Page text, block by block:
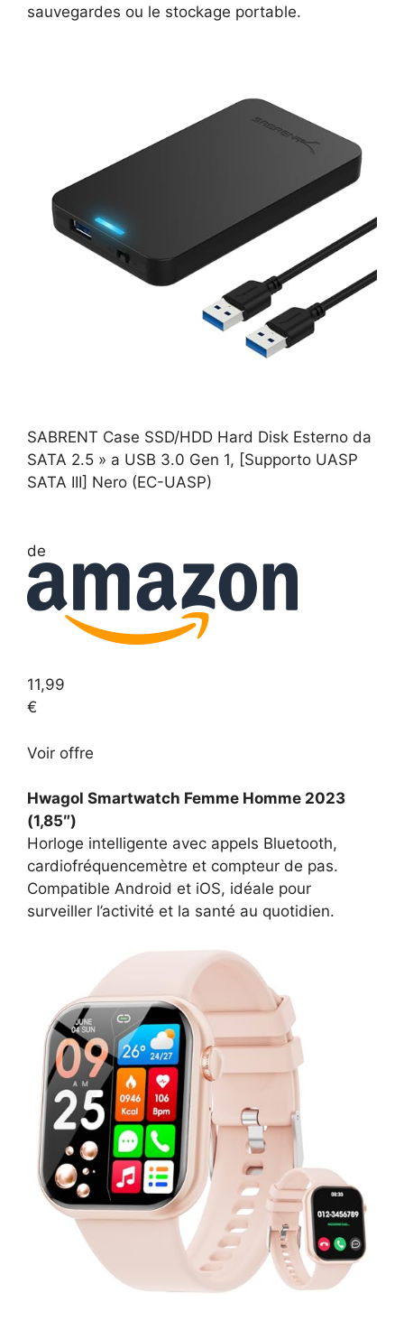
sauvegardes ou le stockage portable.
SABRENT Case SSD/HDD Hard Disk Esterno da
SATA 2.5 » a USB 3.0 Gen 1, [Supporto UASP
SATA III] Nero (EC-UASP)
de
11,99
€
Voir offre
Hwagol Smartwatch Femme Homme 2023
(1,85″)
Horloge intelligente avec appels Bluetooth,
cardiofréquencemètre et compteur de pas.
Compatible Android et iOS, idéale pour
surveiller l’activité et la santé au quotidien.